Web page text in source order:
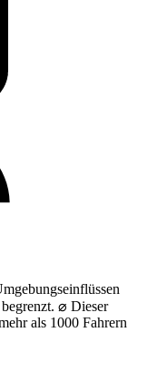
⌀ Dieser
als 1000 Fahrern